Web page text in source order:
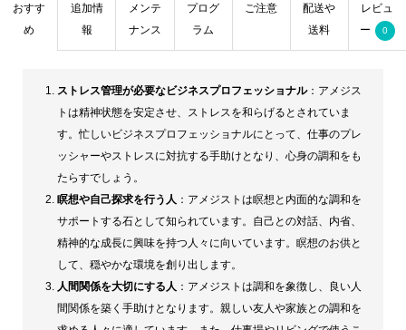
おすす
め
追加情
報
メンテ
ナンス
プログ
ラム
ご注意
配送や
送料
レビュ
ー
0
ストレス管理が必要なビジネスプロフェッショナル：アメジス
トは精神状態を安定させ、ストレスを和らげるとされていま
す。忙しいビジネスプロフェッショナルにとって、仕事のプレ
ッシャーやストレスに対抗する手助けとなり、心身の調和をも
たらすでしょう。
瞑想や自己探求を行う人 ：アメジストは瞑想と内面的な調和を
サポートする石として知られています。自己との対話、内省、
精神的な成長に興味を持つ人々に向いています。瞑想のお供と
して、穏やかな環境を創り出します。
人間関係を大切にする人 ：アメジストは調和を象徴し、良い人
間関係を築く手助けとなります。親しい友人や家族との調和を